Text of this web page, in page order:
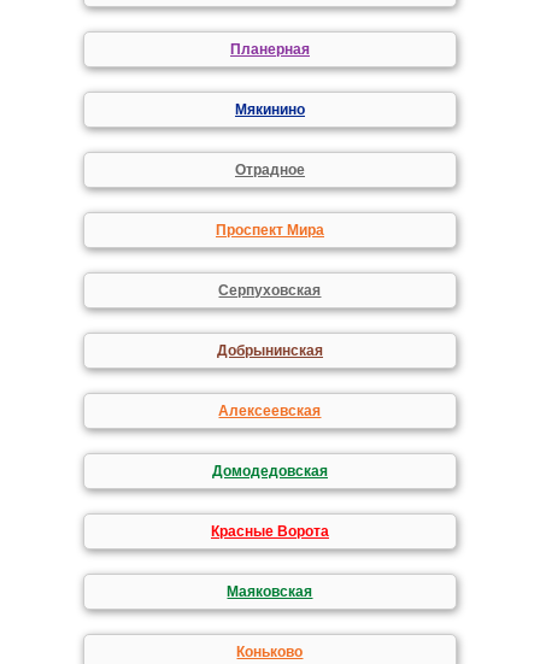
Планерная
Мякинино
Отрадное
Проспект Мира
Серпуховская
Добрынинская
Алексеевская
Домодедовская
Красные Ворота
Маяковская
Коньково